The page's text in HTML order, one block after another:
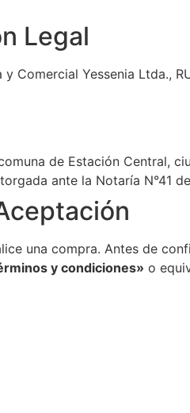
Legal
Comercial Yessenia Ltda.,
de Estación Central,
ante la Notaría N°41
una compra. Antes de
y condiciones» o